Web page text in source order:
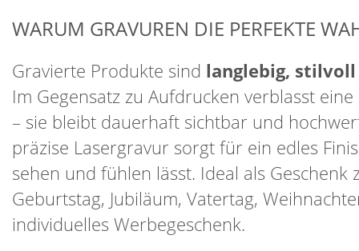
WARUM GRAVUREN DIE PERFEKTE
Gravierte Produkte sind langlebig,
Im Gegensatz zu Aufdrucken verblasst
– sie bleibt dauerhaft sichtbar und
präzise Lasergravur sorgt für ein edles
sehen und fühlen lässt. Ideal als Geschenk
Geburtstag, Jubiläum, Vatertag,
individuelles Werbegeschenk.